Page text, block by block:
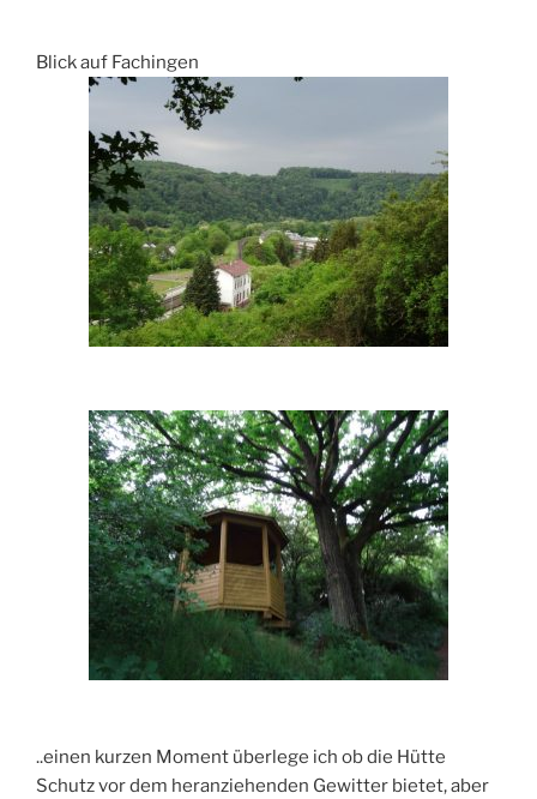
Blick auf Fachingen
..einen kurzen Moment überlege ich ob die Hütte
Schutz vor dem heranziehenden Gewitter bietet, aber